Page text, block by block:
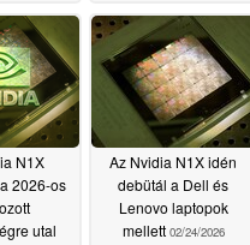
06/01/2026
processzorokkal
06/01/2026
N1X
2026-os
utal
Az Nvidia N1X idén
debütál a Dell és
Lenovo laptopok
mellett 02/24/2026